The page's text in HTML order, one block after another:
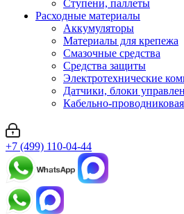
Ступени, паллеты
Расходные материалы
Аккумуляторы
Материалы для крепежа
Смазочные средства
Средства защиты
Электротехнические
Датчики, блоки
Кабельно-
+7 (499) 110-04-44